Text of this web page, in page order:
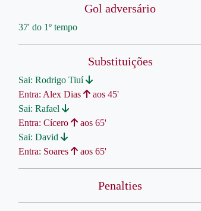
Gol adversário
37' do 1º tempo
Substituições
Sai: Rodrigo Tiuí
Entra: Alex Dias
aos 45'
Sai: Rafael
Entra: Cícero
aos 65'
Sai: David
Entra: Soares
aos 65'
Penalties